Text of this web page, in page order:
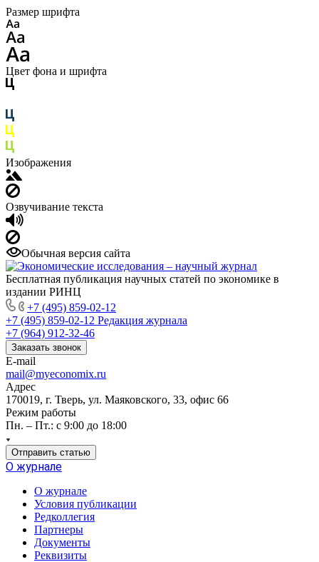
Размер шрифта
Цвет фона и шрифта
Изображения
Озвучивание текста
Обычная версия сайта
Бесплатная публикация научных статей по экономике в
издании РИНЦ
+7 (495) 859-02-12
+7 (495) 859-02-12 Редакция журнала
+7 (964) 912-32-46
Заказать звонок
E-mail
mail@myeconomix.ru
Адрес
170019, г. Тверь, ул. Маяковского, 33, офис 66
Режим работы
Пн. – Пт.: с 9:00 до 18:00
Отправить статью
О журнале
О журнале
Условия публикации
Редколлегия
Партнеры
Документы
Реквизиты